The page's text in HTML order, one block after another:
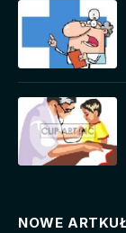
NOWE